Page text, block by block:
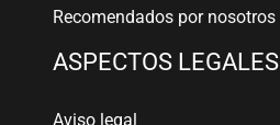
Recomendados por nosotros
ASPECTOS LEGALES
Aviso legal